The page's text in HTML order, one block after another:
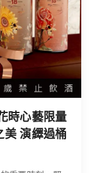
時心藝限量
美 演繹過桶